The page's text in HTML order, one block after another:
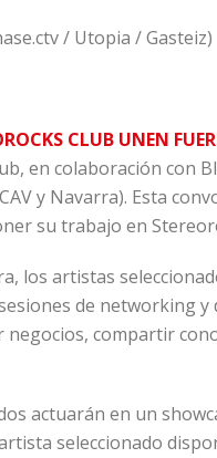
/ Utopia / Gasteiz)
CLUB UNEN
en colaboración con
y Navarra). Esta
su trabajo en
los artistas
de networking
negocios, compartir
actuarán en un
seleccionado